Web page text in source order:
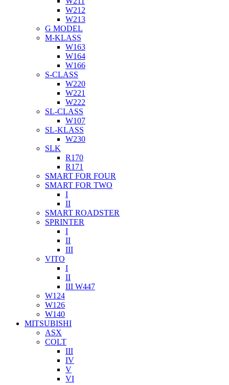
W212
W213
G MODEL
M-KLASS
W163
W164
W166
S-CLASS
W220
W221
W222
SL-CLASS
W107
SL-KLASS
W230
SLK
R170
R171
SMART FOR FOUR
SMART FOR TWO
I
II
SMART ROADSTER
SPRINTER
I
II
III
VITO
I
II
III W447
W124
W126
W140
MITSUBISHI
ASX
COLT
III
IV
V
VI